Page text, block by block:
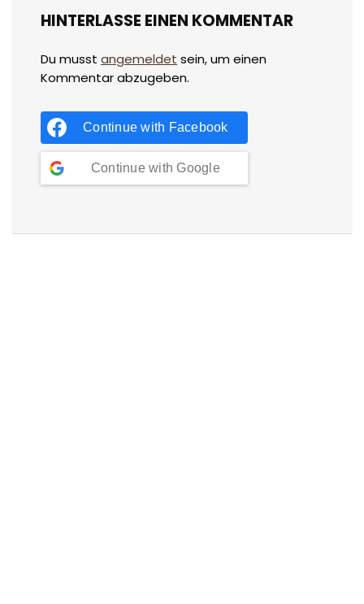
HINTERLASSE EINEN KOMMENTAR
Du musst angemeldet sein, um einen
Kommentar abzugeben.
Continue with Facebook
Continue with Google